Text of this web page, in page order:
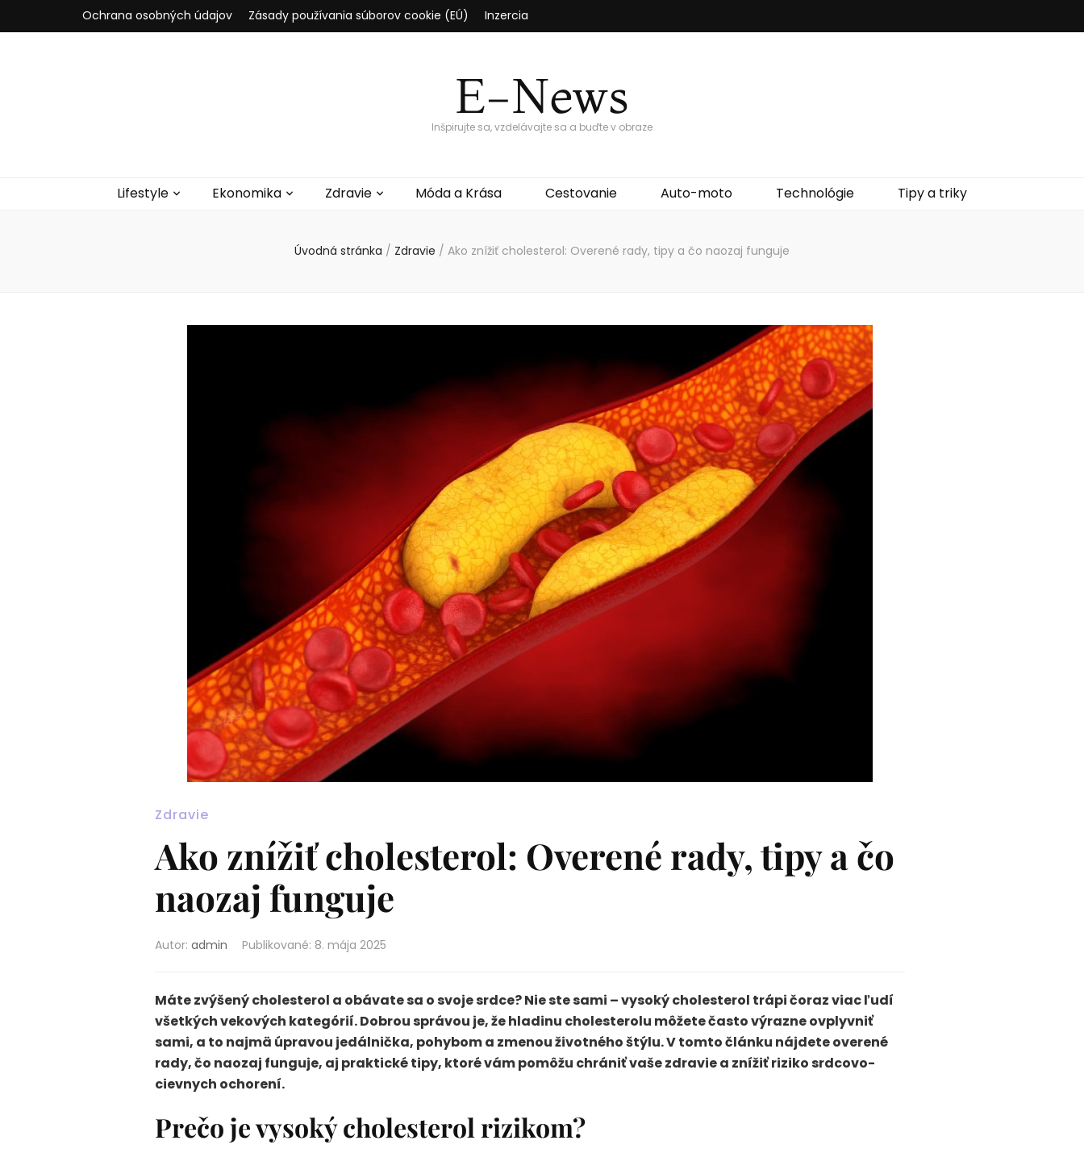
Ochrana osobných údajov Zásady používania súborov cookie (EÚ) Inzercia
E-News
Inšpirujte sa, vzdelávajte sa a buďte v obraze
Lifestyle Ekonomika Zdravie Móda a Krása Cestovanie Auto-moto Technológie Tipy a triky
Úvodná stránka / Zdravie / Ako znížiť cholesterol: Overené rady, tipy a čo naozaj funguje
Zdravie
Ako znížiť cholesterol: Overené rady, tipy a čo
naozaj funguje
Autor: admin Publikované: 8. mája 2025
Máte zvýšený cholesterol a obávate sa o svoje srdce? Nie ste sami – vysoký cholesterol trápi čoraz viac ľudí
všetkých vekových kategórií. Dobrou správou je, že hladinu cholesterolu môžete často výrazne ovplyvniť
sami, a to najmä úpravou jedálnička, pohybom a zmenou životného štýlu. V tomto článku nájdete overené
rady, čo naozaj funguje, aj praktické tipy, ktoré vám pomôžu chrániť vaše zdravie a znížiť riziko srdcovo-
cievnych ochorení.
Prečo je vysoký cholesterol rizikom?